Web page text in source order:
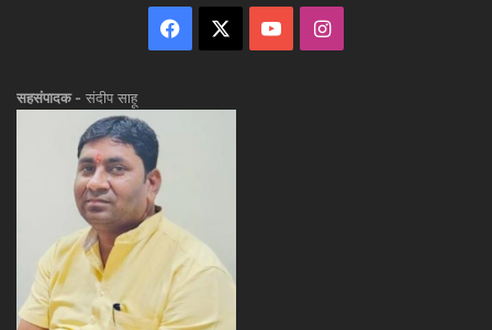
Facebook YouTubeInstagram
सहसंपादक - संदीप साहू